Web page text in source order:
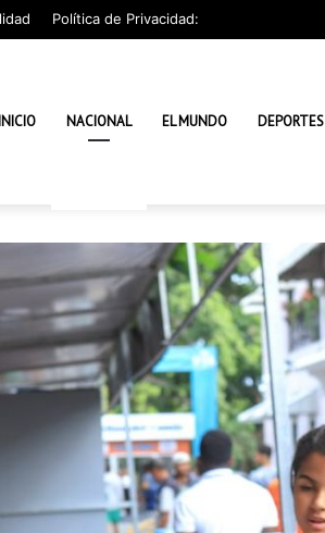
Política de Privacidad:
INICIO NACIONAL EL MUNDO DEPORTES